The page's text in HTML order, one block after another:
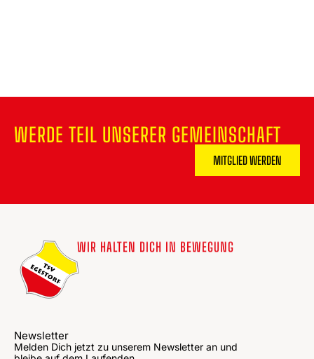
WERDE TEIL UNSERER GEMEINSCHAFT
MITGLIED WERDEN
WIR HALTEN DICH IN BEWEGUNG
Newsletter
Melden Dich jetzt zu unserem Newsletter an und